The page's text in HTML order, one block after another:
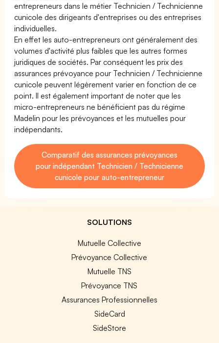
entrepreneurs dans le métier Technicien / Technicienne
cunicole des dirigeants d'entreprises ou des entreprises
individuelles.
En effet les auto-entrepreneurs ont généralement des
volumes d'activité plus faibles que les autres formes
juridiques de sociétés. Par conséquent les prix des
assurances prévoyance pour Technicien / Technicienne
cunicole peuvent légèrement varier en fonction de ce
point. Il est également important de noter que les
micro-entrepreneurs ne bénéficient pas du régime
Madelin pour les prévoyances et les mutuelles pour
indépendants.
Comparatif des assurances prévoyances
pour indépendant Technicien / Technicienne
cunicole pour auto-entrepreneur
SOLUTIONS
Mutuelle Collective
Prévoyance Collective
Mutuelle TNS
Prévoyance TNS
Assurances Professionnelles
SideCard
SideStore